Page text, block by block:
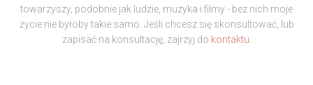
towarzyszy, podobnie jak ludzie, muzyka i filmy - bez nich moje
życie nie byłoby takie samo. Jeśli chcesz się skonsultować, lub
zapisać na konsultację, zajrzyj do kontaktu.